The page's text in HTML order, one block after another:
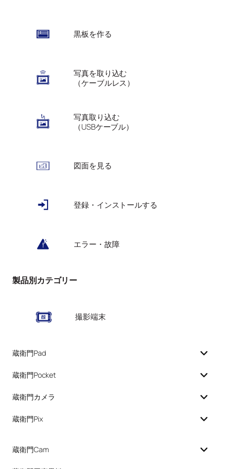
黒板を作る
写真を取り込む
（ケーブルレス）
写真取り込む
（USBケーブル）
図面を見る
登録・インストールする
エラー・故障
製品別カテゴリー
撮影端末
蔵衛門Pad
蔵衛門Pocket
蔵衛門カメラ
蔵衛門Pix
蔵衛門Cam